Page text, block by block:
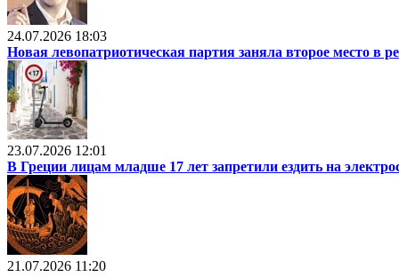
24.07.2026 18:03
Новая левопатриотическая партия заняла второе место в
23.07.2026 12:01
В Греции лицам младше 17 лет запретили ездить на
21.07.2026 11:20